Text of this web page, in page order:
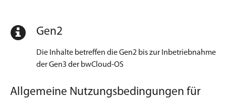
Gen2
Die Inhalte betreffen die Gen2 bis zur Inbetriebnahme
der Gen3 der bwCloud-OS
Allgemeine Nutzungsbedingungen für